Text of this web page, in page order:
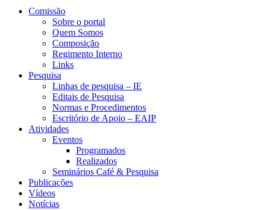
Comissão
Sobre o portal
Quem Somos
Composição
Regimento Interno
Links
Pesquisa
Linhas de pesquisa – IE
Editais de Pesquisa
Normas e Procedimentos
Escritório de Apoio – EAIP
Atividades
Eventos
Programados
Realizados
Seminários Café & Pesquisa
Publicações
Vídeos
Notícias